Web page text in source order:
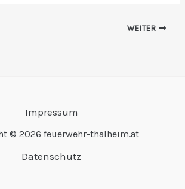
WEITER
Impressum
© 2026 feuerwehr-thalheim.at
Datenschutz